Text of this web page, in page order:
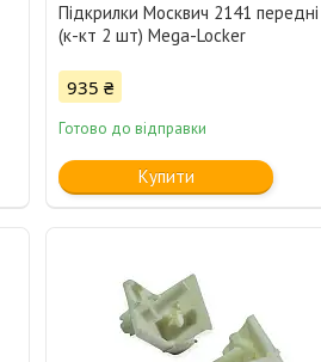
Підкрилки Москвич 2141 передні
(к-кт 2 шт) Mega-Locker
935 ₴
Готово до відправки
Купити